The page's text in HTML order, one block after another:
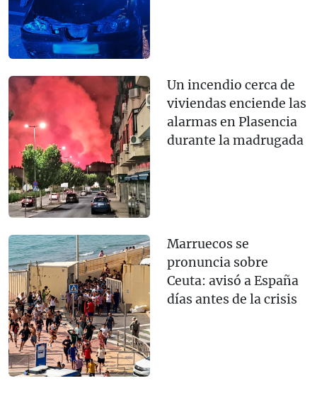
Un incendio cerca de
viviendas enciende las
alarmas en Plasencia
durante la madrugada
Marruecos se
pronuncia sobre
Ceuta: avisó a España
días antes de la crisis